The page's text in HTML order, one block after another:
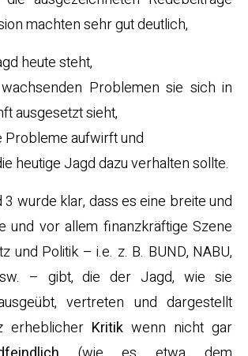
machten sehr gut deutlich,
heute steht,
Problemen sie sich in
ausgesetzt sieht,
Probleme aufwirft und
heutige Jagd dazu verhalten sollte.
3 wurde klar, dass es eine breite und
und vor allem finanzkräftige Szene
und Politik – i.e. z. B. BUND, NABU,
– gibt, die der Jagd, wie sie
vertreten und dargestellt
erheblicher Kritik wenn nicht gar